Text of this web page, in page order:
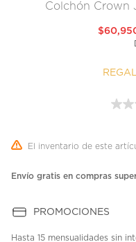
Colchón Crown
El inventario de este
Envío gratis en compras
PROMOCIONES
Hasta 15 mensualidades sin